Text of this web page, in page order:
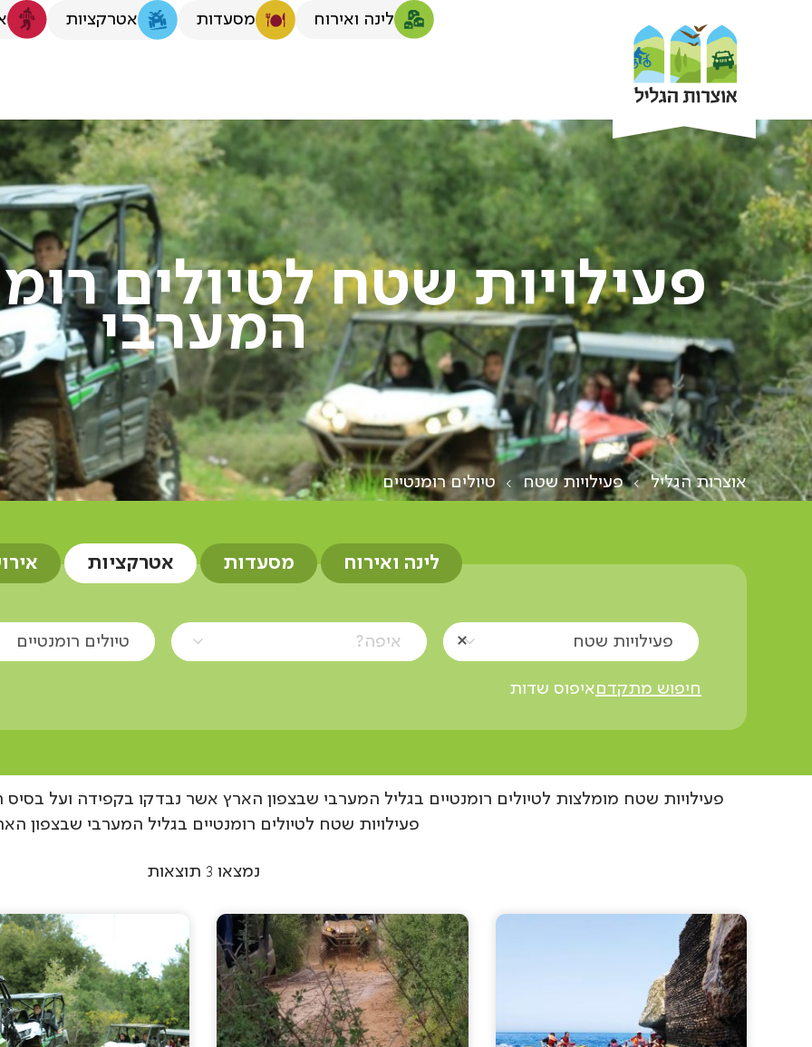
לינה ואירוח מסעדות אטרקציות
פעילויות שטח לטיולים
המערבי
אוצרות הגליל פעילויות שטח טיולים רומנטיים
לינה ואירוח מסעדות אטרקציות
פעילויות שטח איפה? טיולים רומנטיים
חיפוש מתקדםאיפוס שדות
פעילויות שטח מומלצות לטיולים רומנטיים בגליל המערבי שבצפון הארץ אשר נבדקו בקפידה ועל
פעילויות שטח לטיולים רומנטיים בגליל המערבי שבצפון
נמצאו 3 תוצאות